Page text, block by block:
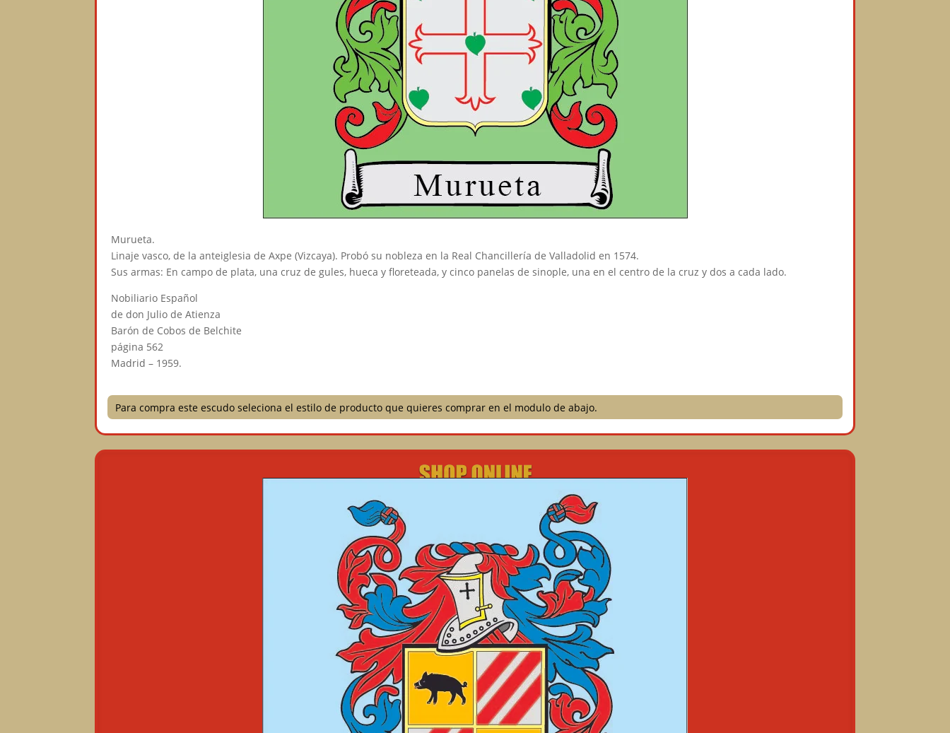
Murueta.
Linaje vasco, de la anteiglesia de Axpe (Vizcaya). Probó su nobleza en la Real Chancillería de Valladolid en 1574.
Sus armas: En campo de plata, una cruz de gules, hueca y floreteada, y cinco panelas de sinople, una en el centro de la cruz y dos a cada lado.
Nobiliario Español
de don Julio de Atienza
Barón de Cobos de Belchite
página 562
Madrid – 1959.
Para compra este escudo seleciona el estilo de producto que quieres comprar en el modulo de abajo.